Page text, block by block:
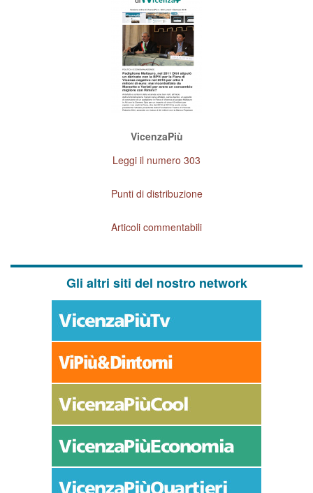
VicenzaPiù
Leggi il numero 303
Punti di distribuzione
Articoli commentabili
Gli altri siti del nostro network